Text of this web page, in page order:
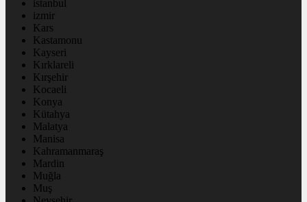
istanbul
izmir
Kars
Kastamonu
Kayseri
Kırklareli
Kırşehir
Kocaeli
Konya
Kütahya
Malatya
Manisa
Kahramanmaraş
Mardin
Muğla
Muş